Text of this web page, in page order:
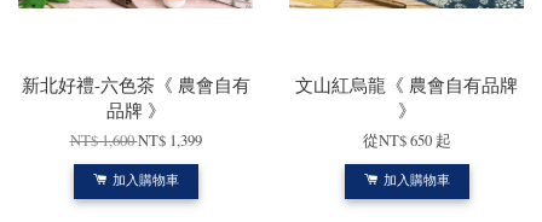
新北好禮-六色茶《 農會自有
品牌 》
NT$ 1,600NT$ 1,399
加入購物車
文山紅烏龍《 農會自有品牌
》
從NT$ 650 起
加入購物車